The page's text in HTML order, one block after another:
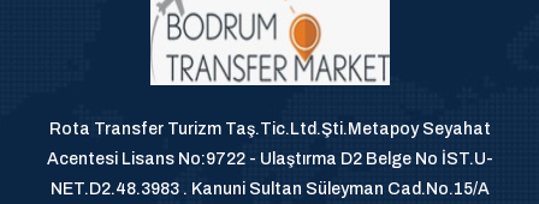
Rota Transfer Turizm Taş.Tic.Ltd.Şti.Metapoy Seyahat
Acentesi Lisans No:9722 - Ulaştırma D2 Belge No İST.U-
NET.D2.48.3983 . Kanuni Sultan Süleyman Cad.No.15/A